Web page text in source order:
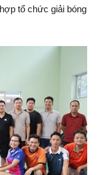
tổ chức giải bóng